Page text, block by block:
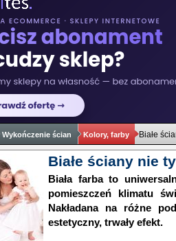
Wykończenie ścian Kolory, farby Białe
Białe ściany nie
Biała farba to
pomieszczeń klimatu
Nakładana na różne
estetyczny, trwały efekt.